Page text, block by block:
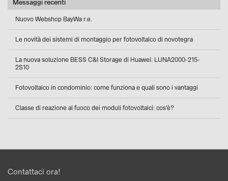
Messaggi recenti
Nuovo Webshop BayWa r.e.
Le novità dei sistemi di montaggio per fotovoltaico di novotegra
La nuova soluzione BESS C&I Storage di Huawei: LUNA2000-215-
2S10
Fotovoltaico in condominio: come funziona e quali sono i vantaggi
Classe di reazione al fuoco dei moduli fotovoltaici: cos'è?
Contattaci ora!